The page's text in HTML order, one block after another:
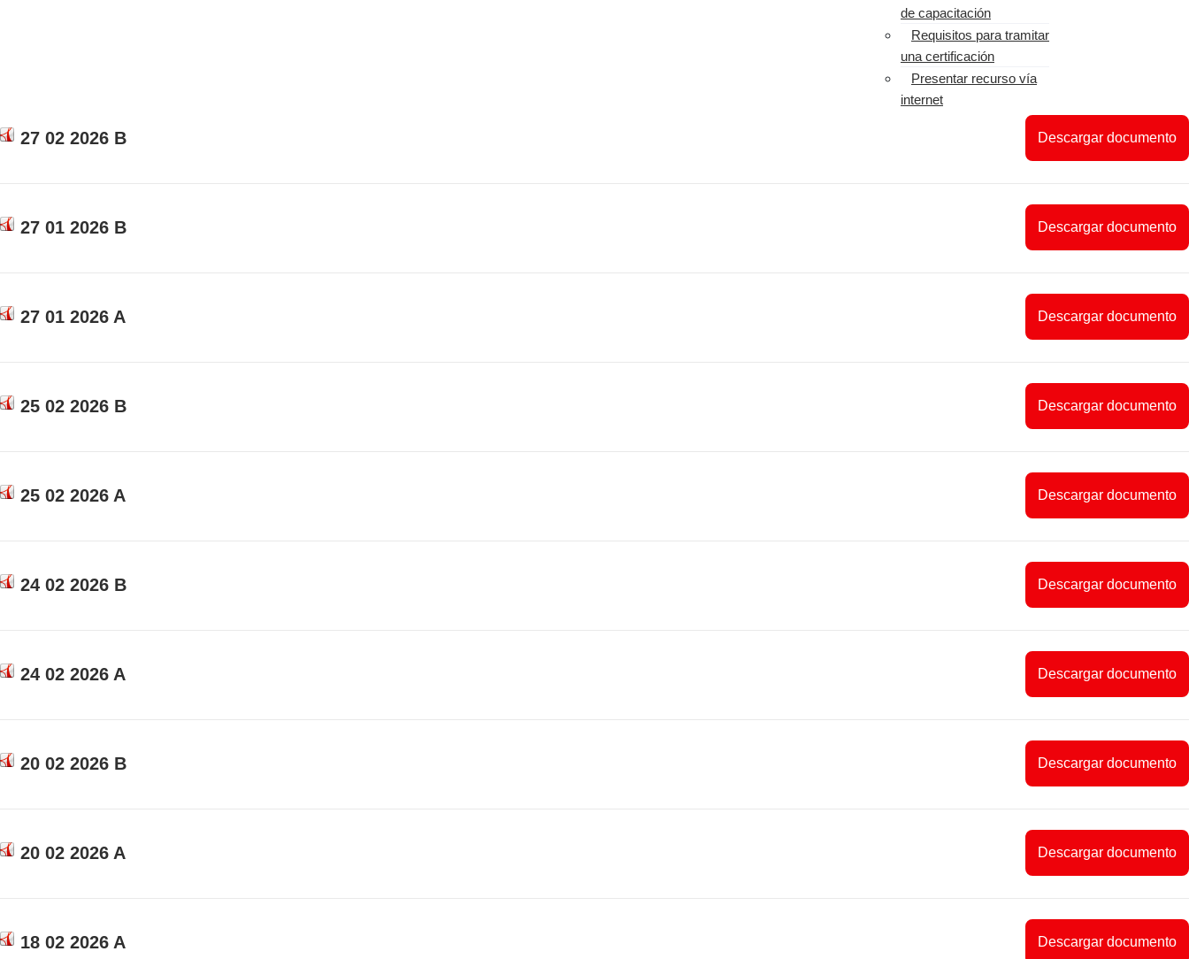
de capacitación
Requisitos para tramitar
una certificación
Presentar recurso vía
internet
27 02 2026 B Descargar documento
27 01 2026 B Descargar documento
27 01 2026 A Descargar documento
25 02 2026 B Descargar documento
25 02 2026 A Descargar documento
24 02 2026 B Descargar documento
24 02 2026 A Descargar documento
20 02 2026 B Descargar documento
20 02 2026 A Descargar documento
18 02 2026 A Descargar documento